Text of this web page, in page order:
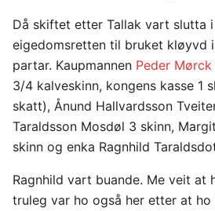
Då skiftet etter Tallak vart slutta i
eigedomsretten til bruket kløyvd
partar. Kaupmannen Peder Mørck
3/4 kalveskinn, kongens kasse 1
skatt), Ånund Hallvardsson
Taraldsson Mosdøl 3 skinn,
skinn og enka Ragnhild
Ragnhild vart buande. Me veit at
truleg var ho også her etter at ho